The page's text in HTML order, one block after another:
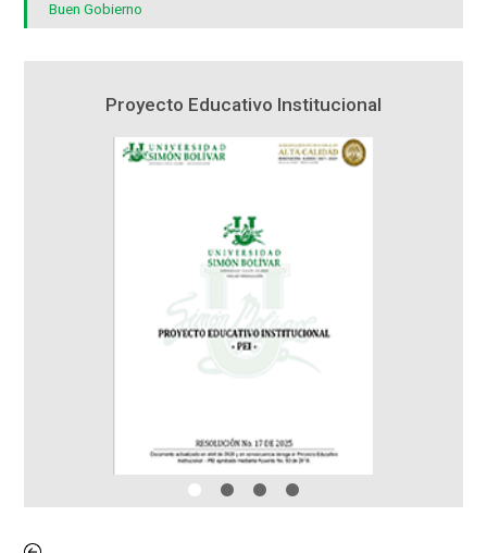
Buen Gobierno
Proyecto Educativo Institucional